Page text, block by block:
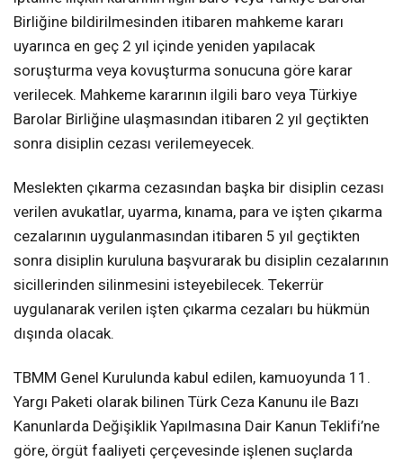
Birliğine bildirilmesinden itibaren mahkeme kararı
uyarınca en geç 2 yıl içinde yeniden yapılacak
soruşturma veya kovuşturma sonucuna göre karar
verilecek. Mahkeme kararının ilgili baro veya Türkiye
Barolar Birliğine ulaşmasından itibaren 2 yıl geçtikten
sonra disiplin cezası verilemeyecek.
Meslekten çıkarma cezasından başka bir disiplin cezası
verilen avukatlar, uyarma, kınama, para ve işten çıkarma
cezalarının uygulanmasından itibaren 5 yıl geçtikten
sonra disiplin kuruluna başvurarak bu disiplin cezalarının
sicillerinden silinmesini isteyebilecek. Tekerrür
uygulanarak verilen işten çıkarma cezaları bu hükmün
dışında olacak.
TBMM Genel Kurulunda kabul edilen, kamuoyunda 11.
Yargı Paketi olarak bilinen Türk Ceza Kanunu ile Bazı
Kanunlarda Değişiklik Yapılmasına Dair Kanun Teklifi’ne
göre, örgüt faaliyeti çerçevesinde işlenen suçlarda